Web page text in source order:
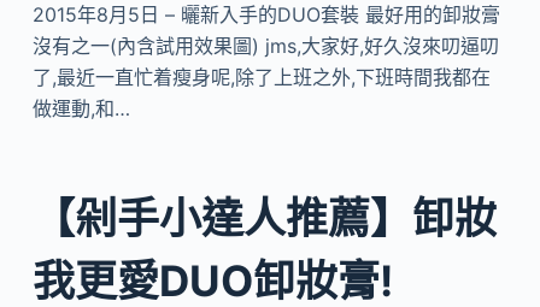
2015年8月5日 – 曬新入手的DUO套裝 最好用的卸妝膏
沒有之一(內含試用效果圖) jms,大家好,好久沒來叨逼叨
了,最近一直忙着瘦身呢,除了上班之外,下班時間我都在
做運動,和…
【剁手小達人推薦】卸妝
我更愛DUO卸妝膏!